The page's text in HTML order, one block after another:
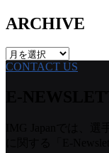
ARCHIVE
ARCHIVE
CONTACT US